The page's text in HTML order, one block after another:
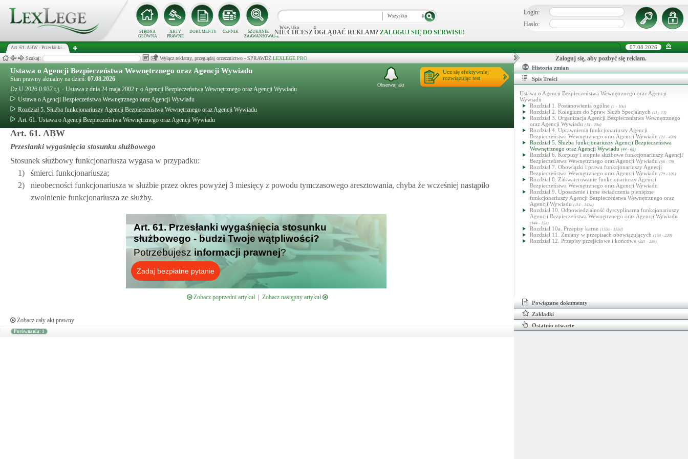
STRONA
GŁÓWNA
AKTY
PRAWNE
DOKUMENTY CENNIK
SZUKANIE
ZAAWANSOWANE
Wszystko
Wszystko
NIE CHCESZ OGLĄDAĆ REKLAM? ZALOGUJ SIĘ DO SERWISU!
Login:
Hasło:
Art. 61. ABW - Przesłanki... 07.08.2026
Szukaj: Wyłącz reklamy, przeglądaj orzecznictwo - SPRAWDŹ LEXLEGE PRO
Ustawa o Agencji Bezpieczeństwa Wewnętrznego oraz Agencji Wywiadu
Stan prawny aktualny na dzień: 07.08.2026
Dz.U.2026.0.937 t.j. - Ustawa z dnia 24 maja 2002 r. o Agencji Bezpieczeństwa Wewnętrznego oraz Agencji Wywiadu
Ustawa o Agencji Bezpieczeństwa Wewnętrznego oraz Agencji Wywiadu
Rozdział 5. Służba funkcjonariuszy Agencji Bezpieczeństwa Wewnętrznego oraz Agencji Wywiadu
Art. 61. Ustawa o Agencji Bezpieczeństwa Wewnętrznego oraz Agencji Wywiadu
Ucz się efektywniej
rozwiązując test
Obserwuj akt
Art. 61. ABW
Przesłanki wygaśnięcia stosunku służbowego
Stosunek służbowy funkcjonariusza wygasa w przypadku:
1)
śmierci funkcjonariusza;
2)
nieobecności funkcjonariusza w służbie przez okres powyżej 3 miesięcy z powodu tymczasowego aresztowania, chyba że wcześniej nastąpiło
zwolnienie funkcjonariusza ze służby.
Art. 61. Przesłanki wygaśnięcia stosunku
służbowego - budzi Twoje wątpliwości?
Potrzebujesz informacji prawnej?
Zadaj bezpłatne pytanie
Zobacz poprzedni artykuł| Zobacz następny artykuł
Zobacz cały akt prawny
Porównania: 1
Zaloguj się, aby pozbyć się reklam.
Historia zmian
Spis Treści
Ustawa o Agencji Bezpieczeństwa Wewnętrznego oraz Agencji
Wywiadu
Rozdział 1. Postanowienia ogólne (1 - 10a)
Rozdział 2. Kolegium do Spraw Służb Specjalnych (11 - 13)
Rozdział 3. Organizacja Agencji Bezpieczeństwa Wewnętrznego
oraz Agencji Wywiadu (14 - 20a)
Rozdział 4. Uprawnienia funkcjonariuszy Agencji
Bezpieczeństwa Wewnętrznego oraz Agencji Wywiadu (21 - 43a)
Rozdział 5. Służba funkcjonariuszy Agencji Bezpieczeństwa
Wewnętrznego oraz Agencji Wywiadu (44 - 65)
Rozdział 6. Korpusy i stopnie służbowe funkcjonariuszy Agencji
Bezpieczeństwa Wewnętrznego oraz Agencji Wywiadu (66 - 78)
Rozdział 7. Obowiązki i prawa funkcjonariuszy Agnecji
Bezpieczeństwa Wewnętrznego oraz Agencji Wywiadu (79 - 101)
Rozdział 8. Zakwaterowanie funkcjonariuszy Agencji
Bezpieczeństwa Wewnętrznego oraz Agencji Wywiadu
Rozdział 9. Uposażenie i inne świadczenia pieniężne
funkcjonariuszy Agencji Bezpieczeństwa Wewnętrznego oraz
Agencji Wywiadu (114 - 143a)
Rozdział 10. Odpowiedzialność dyscyplinarna funkcjonariuszy
Agencji Bezpieczeństwa Wewnętrznego oraz Agencji Wywiadu
(144 - 153)
Rozdział 10a. Przepisy karne (153a - 153d)
Rozdział 11. Zmiany w przepisach obowiązujących (154 - 220)
Rozdział 12. Przepisy przejściowe i końcowe (221 - 235)
Powiązane dokumenty
Zakładki
Ostatnio otwarte